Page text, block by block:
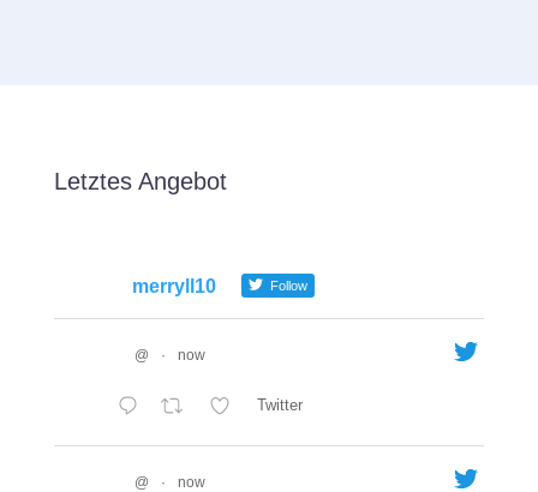
Letztes Angebot
merryll10 Follow
@ · now
Twitter
@ · now